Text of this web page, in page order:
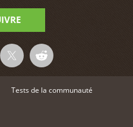
Tests de la communauté